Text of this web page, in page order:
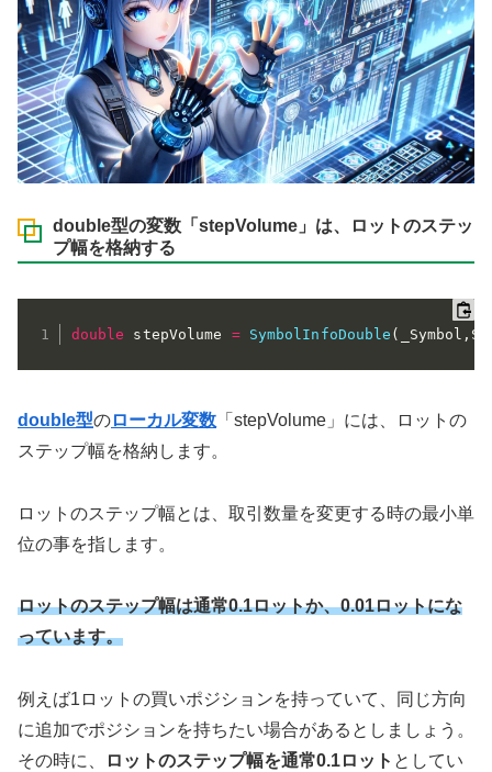
double型の変数「stepVolume」は、ロットのステッ
プ幅を格納する
double stepVolume = SymbolInfoDouble ( _Symbol ,
double型のローカル変数 「stepVolume」には、ロットの
ステップ幅を格納します。
ロットのステップ幅とは、取引数量を変更する時の最小単
位の事を指します。
ロットのステップ幅は通常0.1ロットか、0.01ロットにな
っています。
例えば1ロットの買いポジションを持っていて、同じ方向
に追加でポジションを持ちたい場合があるとしましょう。
その時に、
ロットのステップ幅を通常0.1ロット としてい